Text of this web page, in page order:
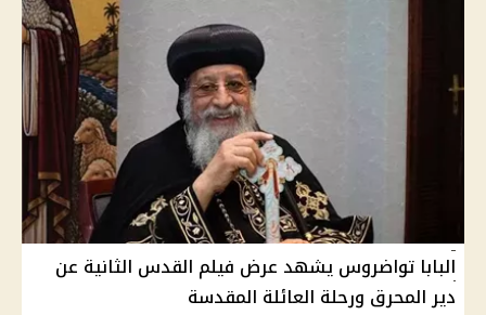
البابا تواضروس يشهد عرض فيلم القدس الثانية عن
دير المحرق ورحلة العائلة المقدسة